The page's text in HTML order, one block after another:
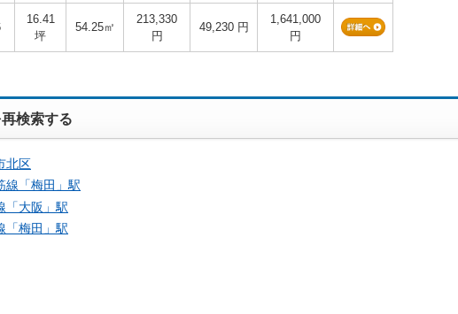
16.41
坪
54.25㎡
213,330
円
49,230 円
1,641,000
円
検索する
北区
線「梅田 」駅
「大阪 」駅
「梅田 」駅